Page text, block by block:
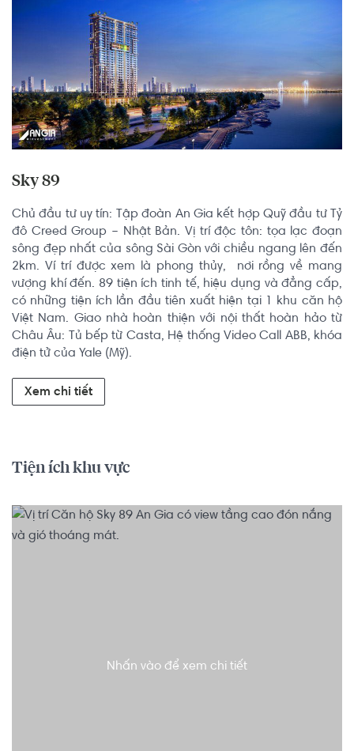
Sky 89
Chủ đầu tư uy tín: Tập đoàn An Gia kết hợp Quỹ đầu tư Tỷ
đô Creed Group – Nhật Bản. Vị trí độc tôn: tọa lạc đoạn
sông đẹp nhất của sông Sài Gòn với chiều ngang lên đến
2km. Ví trí được xem là phong thủy,  nơi rồng về mang
vượng khí đến. 89 tiện ích tinh tế, hiệu dụng và đẳng cấp,
có những tiện ích lần đầu tiên xuất hiện tại 1 khu căn hộ
Việt Nam. Giao nhà hoàn thiện với nội thất hoàn hảo từ
Châu Âu: Tủ bếp từ Casta, Hệ thống Video Call ABB, khóa
điện tử của Yale (Mỹ).
Xem chi tiết
Tiện ích khu vực
Nhấn vào để xem chi tiết